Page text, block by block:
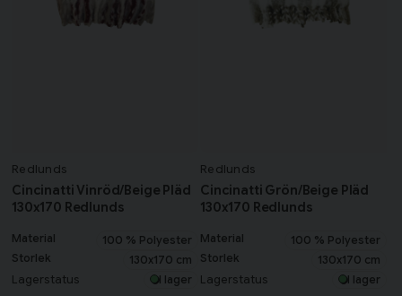
Redlunds
Cincinatti Vinröd/Beige Pläd
130x170 Redlunds
Material
100 % Polyester
Storlek
130x170 cm
Lagerstatus I lager
Redlunds
Cincinatti Grön/Beige Pläd
130x170 Redlunds
Material
100 % Polyester
Storlek
130x170 cm
Lagerstatus I lager